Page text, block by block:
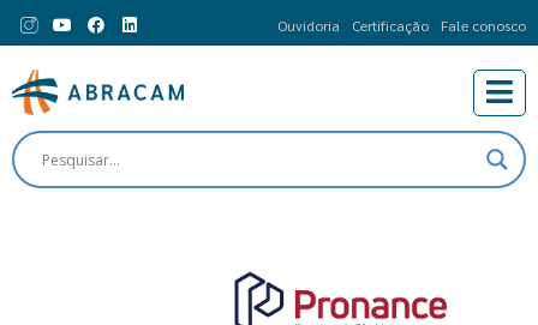
Ouvidoria Certificação Fale conosco